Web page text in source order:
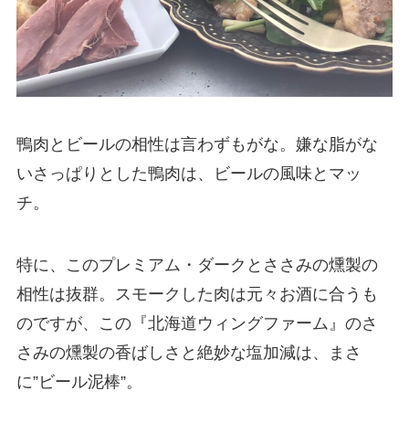
鴨肉とビールの相性は言わずもがな。嫌な脂がな
いさっぱりとした鴨肉は、ビールの風味とマッ
チ。
特に、このプレミアム・ダークとささみの燻製の
相性は抜群。スモークした肉は元々お酒に合うも
のですが、この『北海道ウィングファーム』のさ
さみの燻製の香ばしさと絶妙な塩加減は、まさ
に”ビール泥棒”。